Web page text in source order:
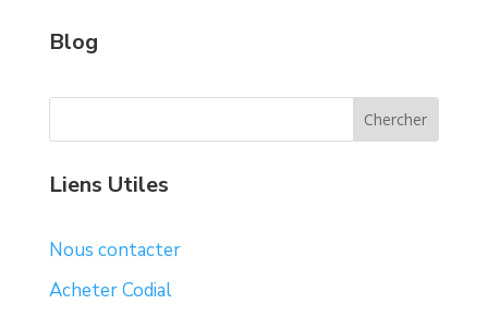
Blog
Liens Utiles
Nous contacter
Acheter Codial